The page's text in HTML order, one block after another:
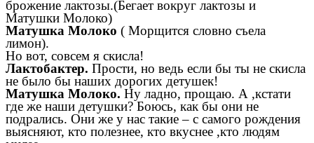
брожение лактозы.(Бегает вокруг лактозы и
Матушки Молоко)
Матушка Молоко ( Морщится словно съела
лимон).
Но вот, совсем я скисла!
Лактобактер. Прости, но ведь если бы ты не скисла
не было бы наших дорогих детушек!
Матушка Молоко. Ну ладно, прощаю. А ,кстати
где же наши детушки? Боюсь, как бы они не
подрались. Они же у нас такие – с самого рождения
выясняют, кто полезнее, кто вкуснее ,кто людям